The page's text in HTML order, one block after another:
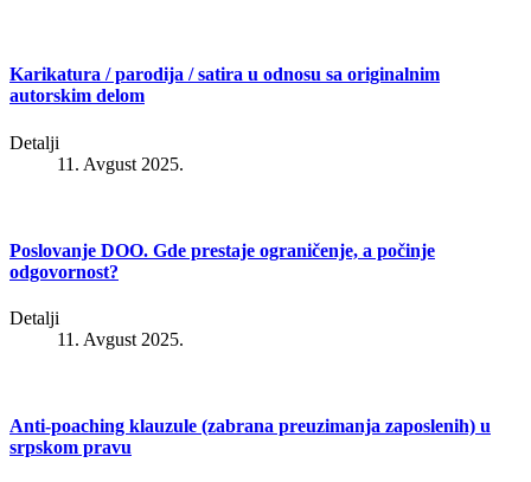
Karikatura / parodija / satira u odnosu sa originalnim
autorskim delom
Detalji
11. Avgust 2025.
Poslovanje DOO. Gde prestaje ograničenje, a počinje
odgovornost?
Detalji
11. Avgust 2025.
Anti-poaching klauzule (zabrana preuzimanja zaposlenih) u
srpskom pravu